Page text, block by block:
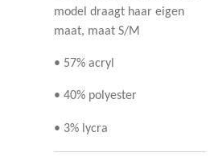
model draagt haar eigen
maat, maat S/M
• 57% acryl
• 40% polyester
• 3% lycra